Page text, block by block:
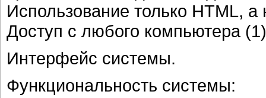
Использование только HTML,
Доступ с любого компьютера
Интерфейс системы.
Функциональность системы: